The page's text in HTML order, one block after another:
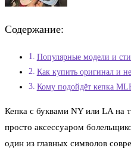
Содержание:
Популярные модели и
Как купить оригинал и
Кому подойдёт кепка
Кепка с буквами NY или LA на
просто аксессуаром
один из главных символов